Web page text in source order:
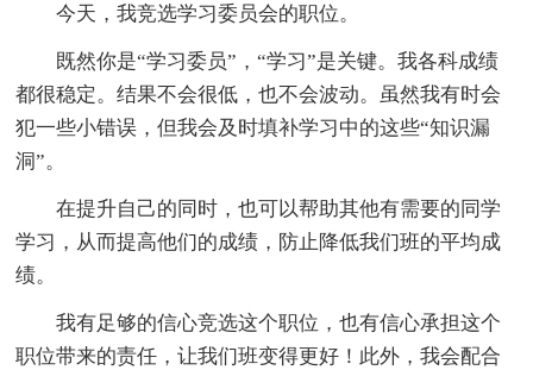
今天，我竞选学习委员会的职位。
既然你是“学习委员”，“学习”是关键。我各科成绩
都很稳定。结果不会很低，也不会波动。虽然我有时会
犯一些小错误，但我会及时填补学习中的这些“知识漏
洞”。
在提升自己的同时，也可以帮助其他有需要的同学
学习，从而提高他们的成绩，防止降低我们班的平均成
绩。
我有足够的信心竞选这个职位，也有信心承担这个
职位带来的责任，让我们班变得更好！此外，我会配合